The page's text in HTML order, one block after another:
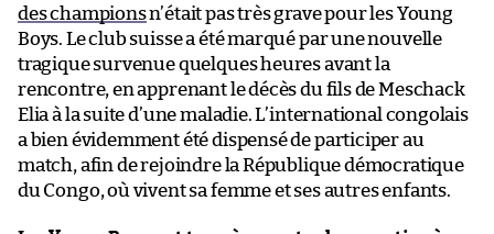
des championsn’était pas très grave pour les Young
Boys. Le club suisse a été marqué par une nouvelle
tragique survenue quelques heures avant la
rencontre, en apprenant le décès du fils de Meschack
Elia à la suite d’une maladie. L’international congolais
a bien évidemment été dispensé de participer au
match, afin de rejoindre la République démocratique
du Congo, où vivent sa femme et ses autres enfants.